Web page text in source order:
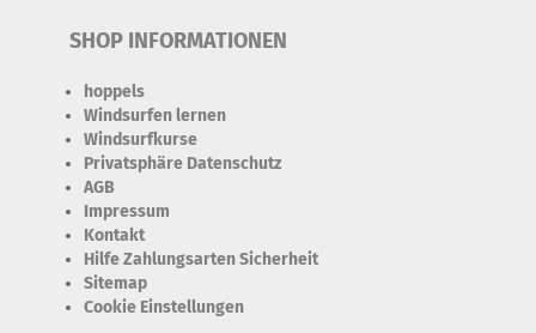
SHOP INFORMATIONEN
hoppels
Windsurfen lernen
Windsurfkurse
Privatsphäre Datenschutz
AGB
Impressum
Kontakt
Hilfe Zahlungsarten Sicherheit
Sitemap
Cookie Einstellungen